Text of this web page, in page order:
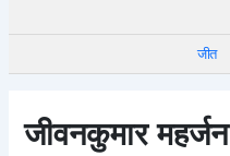
जीत
जीवनकुमार महर्जन